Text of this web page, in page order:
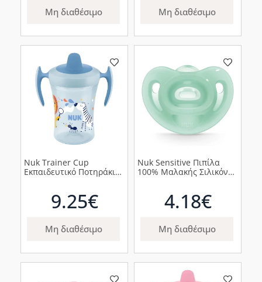
Μη διαθέσιμο Μη διαθέσιμο
Nuk Trainer Cup
Εκπαιδευτικό Ποτηράκι
9.25€
Μη διαθέσιμο
Nuk Sensitive Πιπίλα
100% Μαλακής Σιλικόνης
4.18€
Μη διαθέσιμο